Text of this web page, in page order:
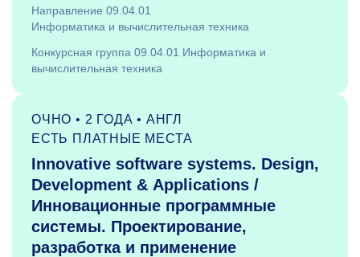
Направление 09.04.01
Информатика и вычислительная техника
Конкурсная группа 09.04.01 Информатика и
вычислительная техника
ОЧНО • 2 ГОДА • АНГЛ
ЕСТЬ ПЛАТНЫЕ МЕСТА
Innovative software systems. Design,
Development & Applications /
Инновационные программные
системы. Проектирование,
разработка и применение